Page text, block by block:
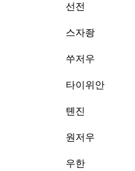
선전
스자좡
쑤저우
타이위안
톈진
원저우
우한